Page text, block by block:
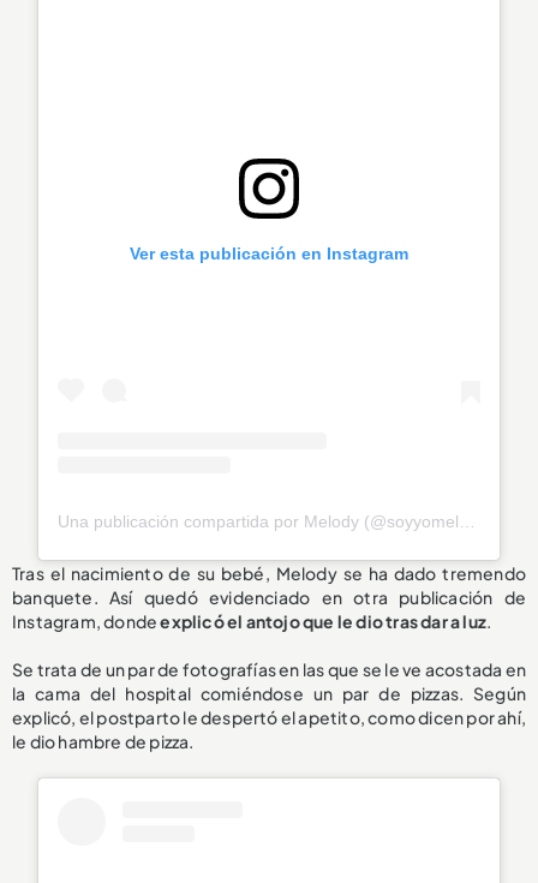
Ver esta publicación en Instagram
Tras el nacimiento de su bebé, Melody se ha dado tremendo
banquete. Así quedó evidenciado en otra publicación de
Instagram, dondeexplicó el antojo que le dio tras dar a luz
Se trata de un par de fotografías en las que se le ve acostada en
la cama del hospital comiéndose un par de pizzas. Según
explicó, el postparto le despertó el apetito, como dicen por ahí,
le dio hambre de pizza.